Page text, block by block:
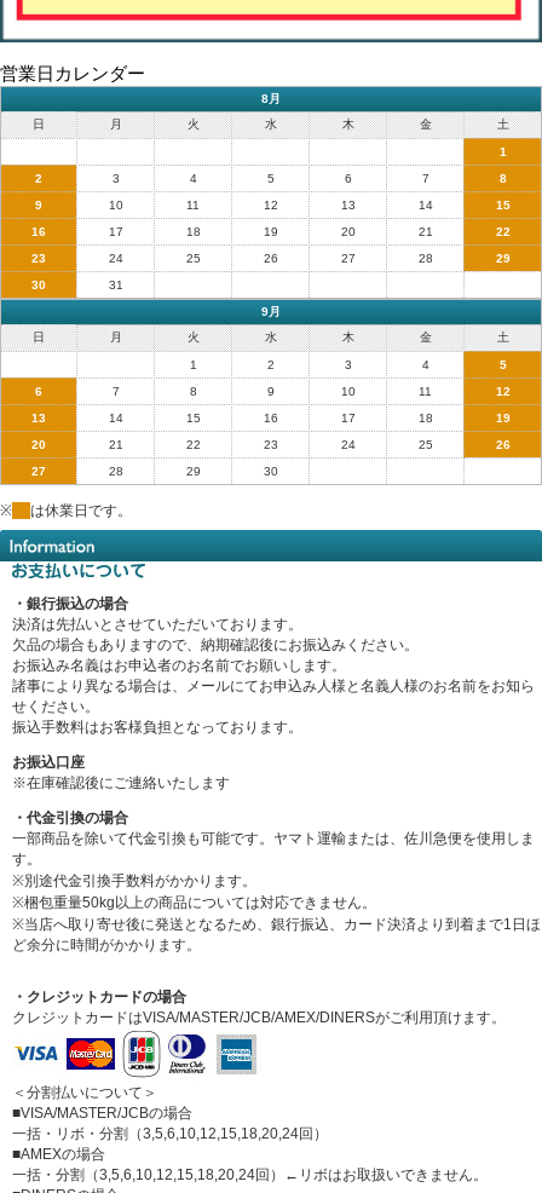
営業日カレンダー
8月
日
月 火 水 木 金 土
1
2
3 4 5 6 7
8
9
10 11 12 13 14
15
16
17 18 19 20 21
22
23
24 25 26 27 28
29
30
31
9月
日
月 火 水 木 金 土
1 2 3 4
5
6
7 8 9 10 11
12
13
14 15 16 17 18
19
20
21 22 23 24 25
26
27
28 29 30
※ は休業日です。
・銀行振込の場合
決済は先払いとさせていただいております。
欠品の場合もありますので、納期確認後にお振込みください。
お振込み名義はお申込者のお名前でお願いします。
諸事により異なる場合は、メールにてお申込み人様と名義人様のお名前をお知ら
せください。
振込手数料はお客様負担となっております。
お振込口座
※在庫確認後にご連絡いたします
・代金引換の場合
一部商品を除いて代金引換も可能です。ヤマト運輸または、佐川急便を使用しま
す。
※別途代金引換手数料がかかります。
※梱包重量50kg以上の商品については対応できません。
※当店へ取り寄せ後に発送となるため、銀行振込、カード決済より到着まで1日ほ
ど余分に時間がかかります。
・クレジットカードの場合
クレジットカードはVISA/MASTER/JCB/AMEX/DINERSがご利用頂けます。
＜分割払いについて＞
■VISA/MASTER/JCBの場合
一括・リボ・分割（3,5,6,10,12,15,18,20,24回）
■AMEXの場合
一括・分割（3,5,6,10,12,15,18,20,24回）←リボはお取扱いできません。